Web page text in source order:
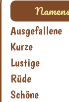
Ausgefallene
Kurze
Lustige
Rüde
Schöne